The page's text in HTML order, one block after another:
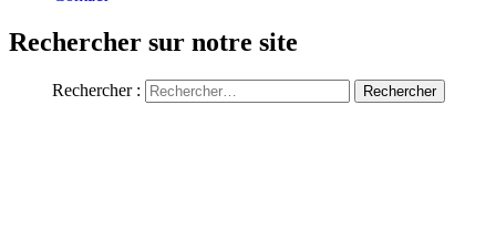
Rechercher sur notre site
Rechercher :